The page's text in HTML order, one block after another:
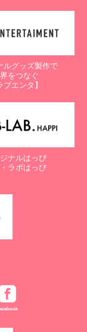
ルグッズ製作で
をつなぐ
ブエンタ】
ナルはっぴ
ラボはっぴ